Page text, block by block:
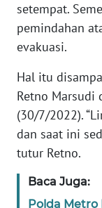
setempat.
pemindahan
evakuasi.
Hal itu
Retno Marsudi
(30/7/2022).
dan saat ini
tutur Retno.
Baca Juga:
Polda Metro
INFO
TENTANG
KAMI
PEDOMAN
MEDIA
SIBER